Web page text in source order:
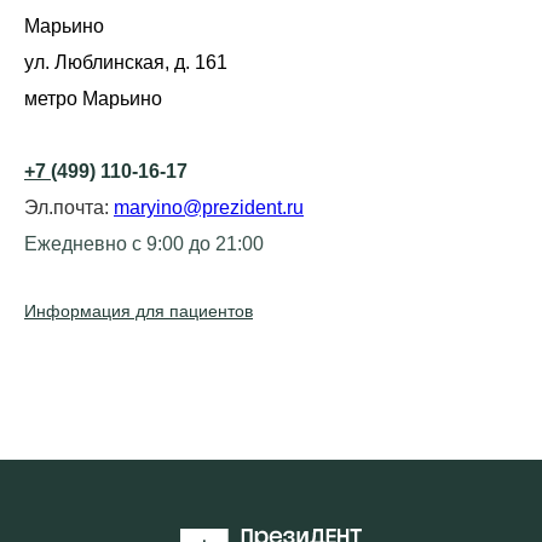
Марьино
ул. Люблинская, д. 161
метро Марьино
+7 (499) 110-16-17
Эл.почта: maryino@prezident.ru
Ежедневно с 9:00 до 21:00
Информация для пациентов